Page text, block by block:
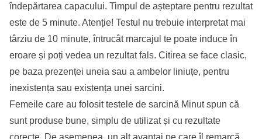
îndepărtarea capacului. Timpul de așteptare pentru rezultat
este de 5 minute. Atenție! Testul nu trebuie interpretat mai
târziu de 10 minute, întrucât marcajul te poate induce în
eroare și poți vedea un rezultat fals. Citirea se face clasic,
pe baza prezenței uneia sau a ambelor liniuțe, pentru
inexistența sau existența unei sarcini.
Femeile care au folosit testele de sarcină Minut spun că
sunt produse bune, simplu de utilizat și cu rezultate
corecte. De asemenea, un alt avantaj pe care îl remarcă